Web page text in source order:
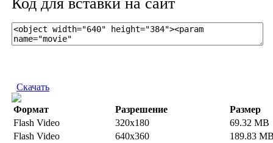
Скачать
Формат Разрешение
Размер
Flash Video
320x180
69.32 MB
Flash Video
640x360
189.83